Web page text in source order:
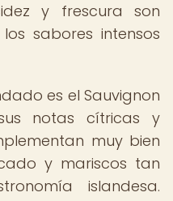
y frescura son
sabores intensos
es el Sauvignon
notas cítricas y
muy bien
y mariscos tan
islandesa.